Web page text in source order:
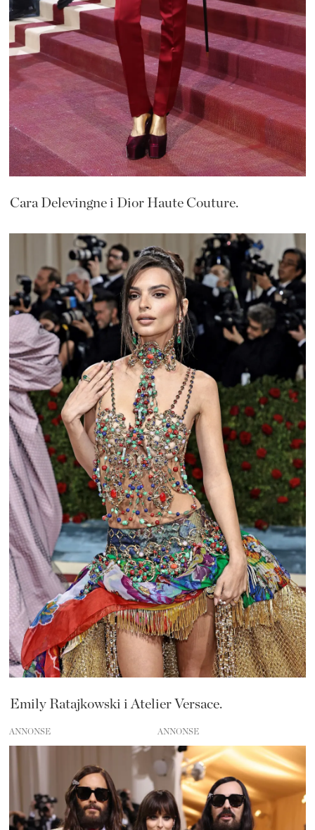
Cara Delevingne i Dior Haute Couture.
Emily Ratajkowski i Atelier Versace.
ANNONSE